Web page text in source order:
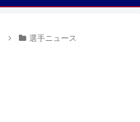
選手ニュース